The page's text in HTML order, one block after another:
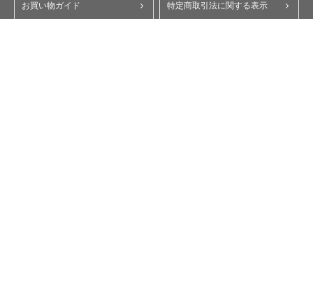
お買い物ガイド 特定商取引法に関する表示